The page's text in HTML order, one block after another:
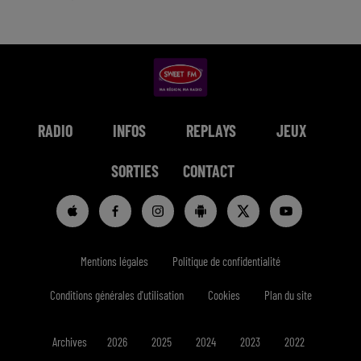
RADIO INFOS REPLAYS JEUX
SORTIES CONTACT
Mentions légales Politique de confidentialité
Conditions générales d'utilisation Cookies Plan du site
Archives 2026 2025 2024 2023 2022